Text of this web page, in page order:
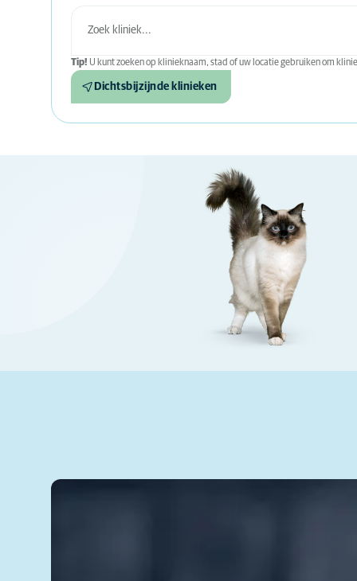
Tip! U kunt zoeken op klinieknaam, stad of uw locatie gebruiken om
Dichtsbijzijnde klinieken